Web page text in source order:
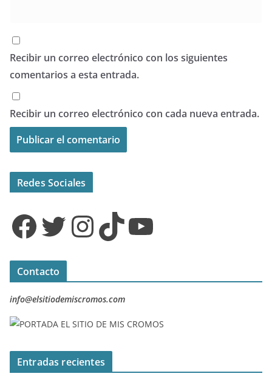
Recibir un correo electrónico con los siguientes
comentarios a esta entrada.
Recibir un correo electrónico con cada nueva entrada.
Redes Sociales
Facebook Twitter InstagramTikTok YouTube
Contacto
info@elsitiodemiscromos.com
Entradas recientes